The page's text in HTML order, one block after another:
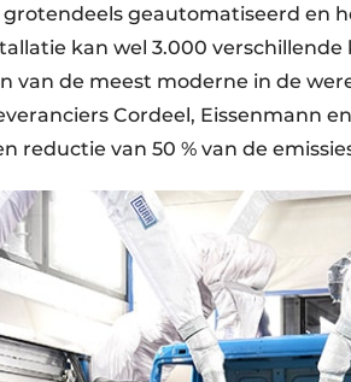
grotendeels geautomatiseerd en
kan wel 3.000
van de meest moderne in de
Cordeel, Eissenmann
reductie van 50 % van de